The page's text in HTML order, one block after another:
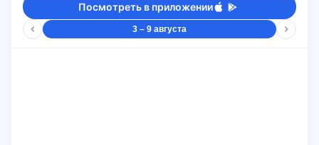
Посмотреть в приложении
3 – 9 августа